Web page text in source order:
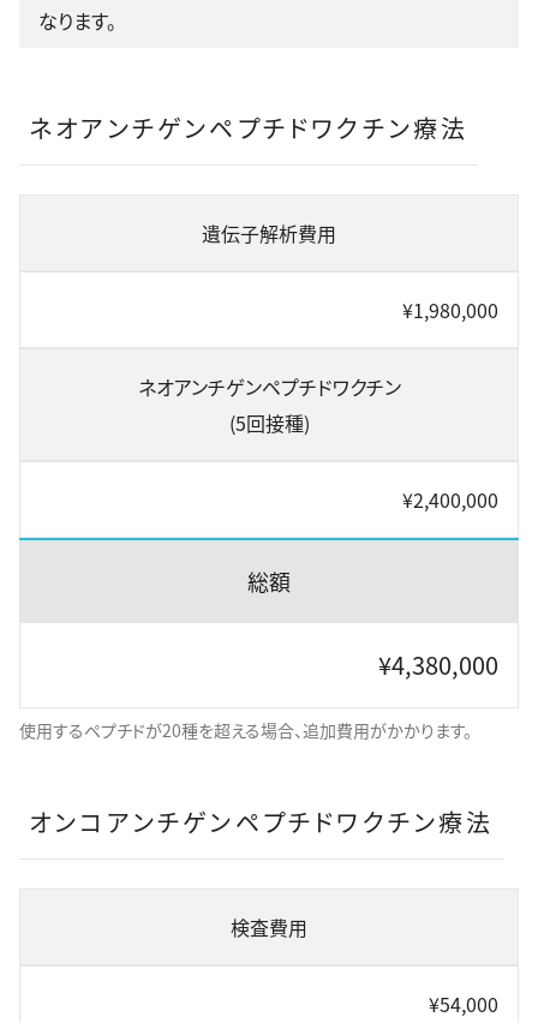
なります。
ネオアンチゲンペプチドワクチン療法
遺伝子解析費用
¥1,980,000
ネオアンチゲンペプチドワクチン
(5回接種)
¥2,400,000
総額
¥4,380,000
使用するペプチドが20種を超える場合、追加費用がかかります。
オンコアンチゲンペプチドワクチン療法
検査費用
¥54,000